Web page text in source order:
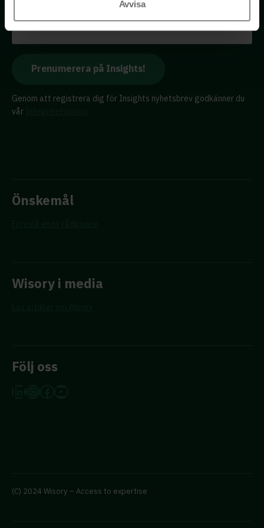
Avvisa
Genom att registrera dig för Insights nyhetsbrev godkänner du
vår
Önskemål
Wisory i media
Följ oss
(C) 2024 Wisory – Access to expertise